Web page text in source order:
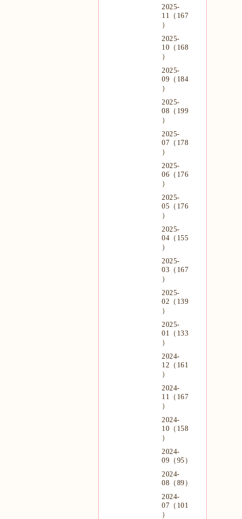
2025-
11（167
）
2025-
10（168
）
2025-
09（184
）
2025-
08（199
）
2025-
07（178
）
2025-
06（176
）
2025-
05（176
）
2025-
04（155
）
2025-
03（167
）
2025-
02（139
）
2025-
01（133
）
2024-
12（161
）
2024-
11（167
）
2024-
10（158
）
2024-
09（95）
2024-
08（89）
2024-
07（101
）